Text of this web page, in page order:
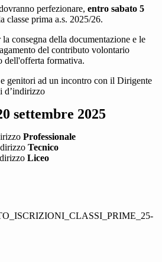
perfezionare, entro sabato 5
classe prima a.s. 2025/26.
consegna della documentazione e le
del contributo volontario
dell'offerta formativa.
genitori ad un incontro con il Dirigente
d’indirizzo
settembre 2025
Professionale
Tecnico
Liceo